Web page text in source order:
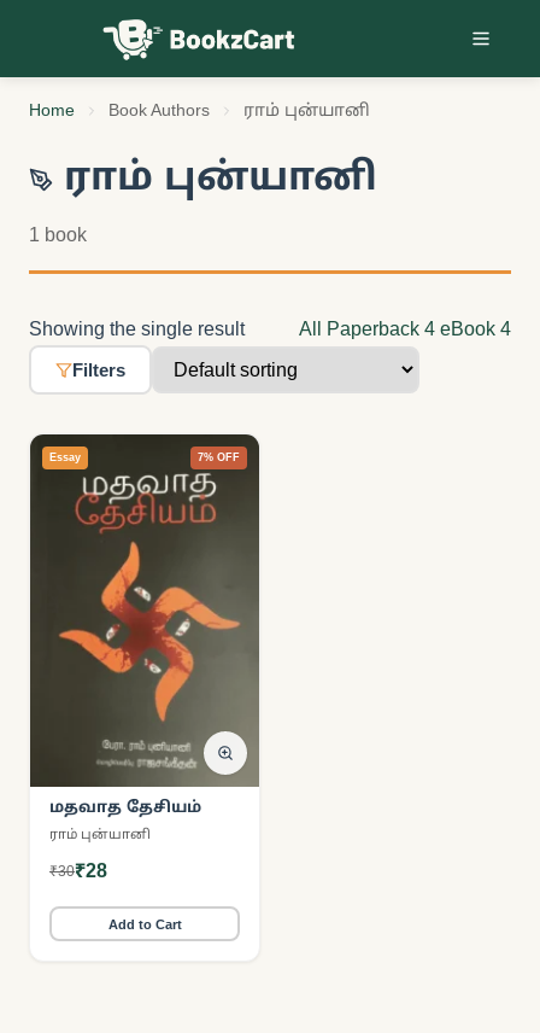
Skip to content
Home Book Authors ராம் புன்யானி
ராம் புன்யானி
1 book
Showing the single result All Paperback 4 eBook 4
Filters
Essay 7% OFF
மதவாத தேசியம்
ராம் புன்யானி
₹30₹28
Add to Cart